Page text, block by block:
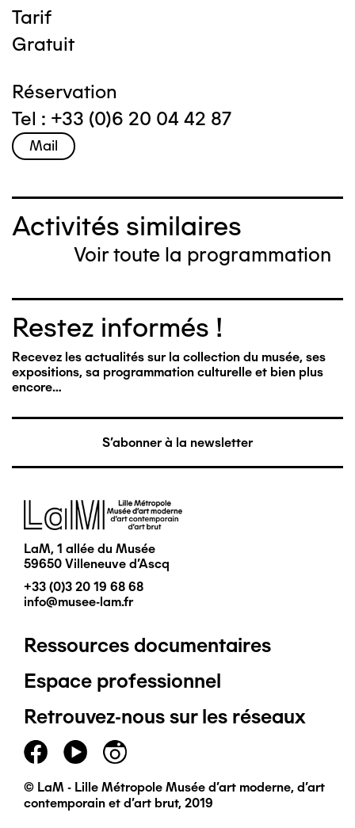
Tarif
Gratuit
Réservation
Tel : +33 (0)6 20 04 42 87
Mail
Activités similaires
Voir toute la programmation
Restez informés !
Recevez les actualités sur la collection du musée, ses
expositions, sa programmation culturelle et bien plus
encore…
S'abonner à la newsletter
Image
LaM, 1 allée du Musée
59650 Villeneuve d'Ascq
+33 (0)3 20 19 68 68
info@musee-lam.fr
Pied
de
page
principal
Ressources documentaires
Espace professionnel
Retrouvez-nous sur les réseaux
© LaM - Lille Métropole Musée d'art moderne, d'art
contemporain et d'art brut, 2019